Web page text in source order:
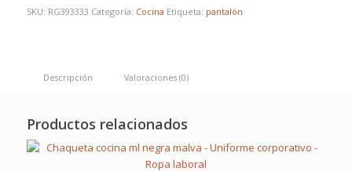
SKU: RG393333 Categoría: Cocina Etiqueta: pantalón
Descripción Valoraciones (0)
Productos relacionados